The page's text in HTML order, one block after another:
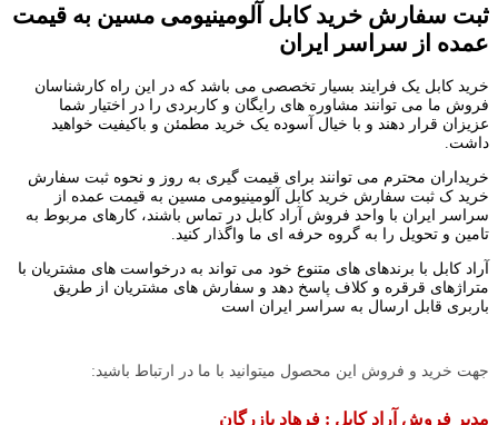
ثبت سفارش خرید کابل آلومینیومی مسین به قیمت
عمده از سراسر ایران
خرید کابل یک فرایند بسیار تخصصی می باشد که در این راه کارشناسان
فروش ما می توانند مشاوره های رایگان و کاربردی را در اختیار شما
عزیزان قرار دهند و با خیال آسوده یک خرید مطمئن و باکیفیت خواهید
داشت.
خریداران محترم می توانند برای قیمت گیری به روز و نحوه ثبت سفارش
خرید ک ثبت سفارش خرید کابل آلومینیومی مسین به قیمت عمده از
سراسر ایران با واحد فروش آراد کابل در تماس باشند، کارهای مربوط به
تامین و تحویل را به گروه حرفه ای ما واگذار کنید.
آراد کابل با برندهای های متنوع خود می تواند به درخواست های مشتریان با
متراژهای قرقره و کلاف پاسخ دهد و سفارش های مشتریان از طریق
باربری قابل ارسال به سراسر ایران است
جهت خرید و فروش این محصول میتوانید با ما در ارتباط باشید:
مدیر فروش آراد کابل : فرهاد بازرگان